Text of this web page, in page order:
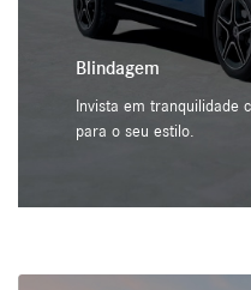
Blindagem
Invista em tranquilidade
para o seu estilo.